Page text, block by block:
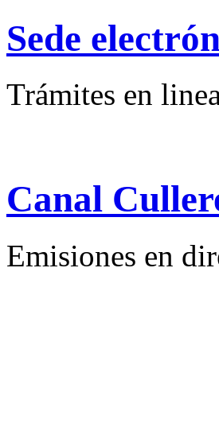
Sede
Trámites en
Canal
Emisiones en